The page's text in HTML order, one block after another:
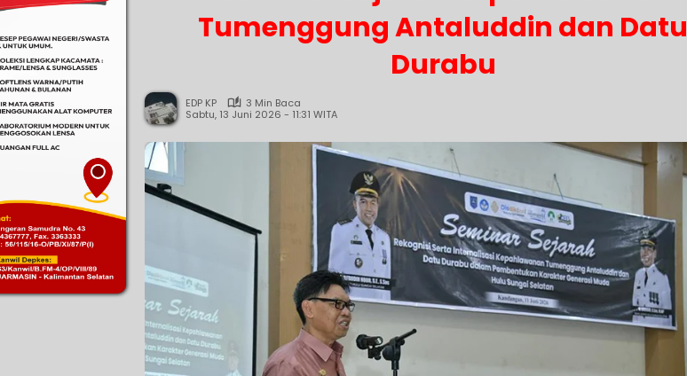
Tumenggung Antaluddin dan Datu
Durabu
EDP KP
3 Min Baca
Sabtu, 13 Juni 2026 - 11:31 WITA